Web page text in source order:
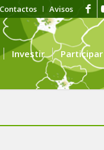
Contactos Avisos
Investir Participar